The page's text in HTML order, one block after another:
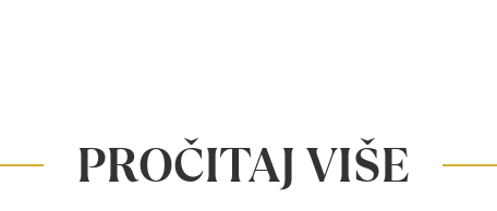
PROČITAJ VIŠE